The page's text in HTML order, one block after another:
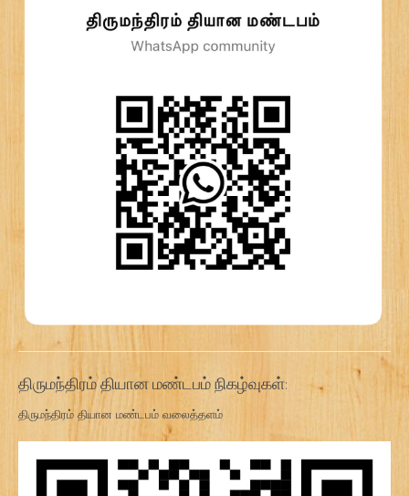
திருமந்திரம் தியான மண்டபம் நிகழ்வுகள்:
திருமந்திரம் தியான மண்டபம் வலைத்தளம்